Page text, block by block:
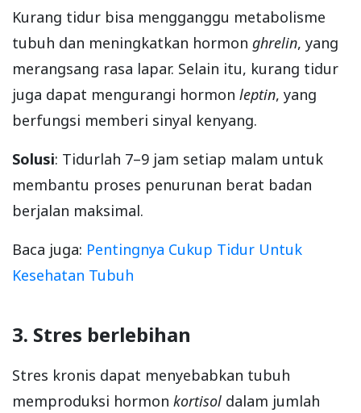
Kurang tidur bisa mengganggu metabolisme
tubuh dan meningkatkan hormon ghrelin, yang
merangsang rasa lapar. Selain itu, kurang tidur
juga dapat mengurangi hormon leptin, yang
berfungsi memberi sinyal kenyang.
Solusi: Tidurlah 7–9 jam setiap malam untuk
membantu proses penurunan berat badan
berjalan maksimal.
Baca juga: Pentingnya Cukup Tidur Untuk
Kesehatan Tubuh
3. Stres berlebihan
Stres kronis dapat menyebabkan tubuh
memproduksi hormon kortisol dalam jumlah